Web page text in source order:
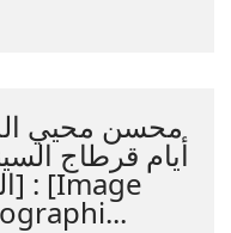
أيام قرطاج